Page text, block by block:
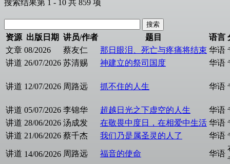
搜索结果第 1 - 10 共 859 项
资源 出版日期 讲员/作者 题目 语言
文章 08/2026 蔡友仁 那日眼泪、死亡与疼痛将结束 华语
讲道 26/07/2026 苏清赐 神建立的祭司国度 华语
讲道 12/07/2026 周路远 抓不住的人生 华语
讲道 05/07/2026 李锦华 超越日光之下虚空的人生 华语
讲道 28/06/2026 汤成发 在敬畏中度日，在相爱中生活 华语
讲道 21/06/2026 蔡千杰 我们乃是属圣灵的人了 华语
讲道 14/06/2026 周路远 福音的使命 华语